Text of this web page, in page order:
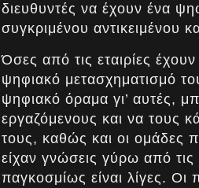
διευθυντές να έχουν ένα
συγκριμένου αντικειμένου
Όσες από τις εταιρίες
ψηφιακό μετασχηματισμό
ψηφιακό όραμα γι’ αυτές,
εργαζόμενους και να τους
τους, καθώς και οι ομάδες
είχαν γνώσεις γύρω από τις
παγκοσμίως είναι λίγες. Οι